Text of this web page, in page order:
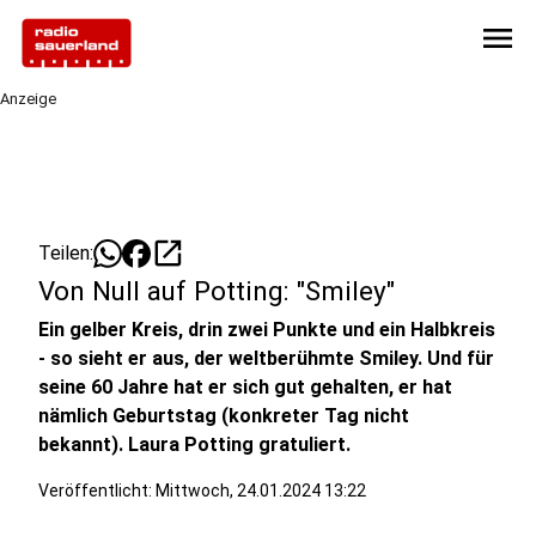
menu
Anzeige
Teilen: open_in_new
Von Null auf Potting: "Smiley"
Ein gelber Kreis, drin zwei Punkte und ein Halbkreis
- so sieht er aus, der weltberühmte Smiley. Und für
seine 60 Jahre hat er sich gut gehalten, er hat
nämlich Geburtstag (konkreter Tag nicht
bekannt). Laura Potting gratuliert.
Veröffentlicht: Mittwoch, 24.01.2024 13:22